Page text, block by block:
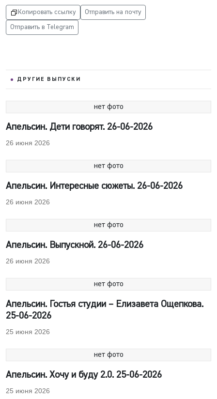
Копировать ссылку Отправить на почту
Отправить в Telegram
ДРУГИЕ ВЫПУСКИ
нет фото
Апельсин. Дети говорят. 26-06-2026
26 июня 2026
нет фото
Апельсин. Интересные сюжеты. 26-06-2026
26 июня 2026
нет фото
Апельсин. Выпускной. 26-06-2026
26 июня 2026
нет фото
Апельсин. Гостья студии – Елизавета Ощепкова.
25-06-2026
25 июня 2026
нет фото
Апельсин. Хочу и буду 2.0. 25-06-2026
25 июня 2026